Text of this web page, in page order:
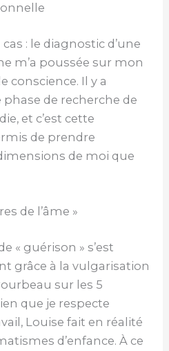
: le diagnostic d’une
m’a poussée sur mon
conscience. Il y a
de recherche de
et c’est cette
de prendre
de moi que
de l’âme »
« guérison » s’est
grâce à la vulgarisation
sur les 5
que je respecte
Louise fait en réalité
d’enfance. À ce